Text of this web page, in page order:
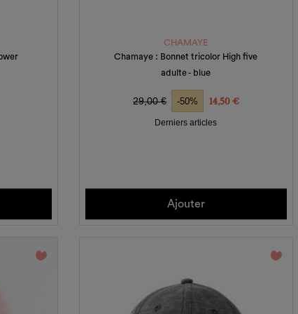
CHAMAYE
Chamaye : Bonnet tricolor High five
adulte - blue
Prix de base
29,00 € -50% 14,50 €
Derniers articles
Ajouter
favorite_border favorite_border